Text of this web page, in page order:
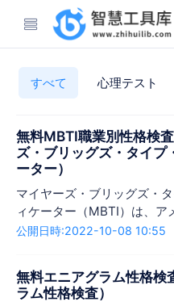
すべて 心理テスト
無料MBTI職業別性格検
ズ・ブリッグズ・タイプ
ーター）
マイヤーズ・ブリッグズ・
ィケーター（MBTI）は、ア
ザベル・ブリッグズ・マイ
る。
公開日時:2022-10-08 10:55
無料エニアグラム性格検
ラム性格検査）